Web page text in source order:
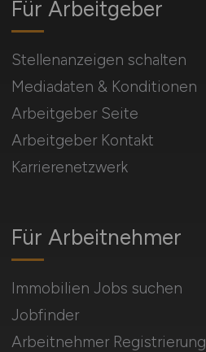
Für Arbeitnehmer
Immobilien Jobs suchen
Jobfinder
Arbeitnehmer Registrierung
Für Arbeitgeber
Stellenanzeigen schalten
Mediadaten & Konditionen
Arbeitgeber Seite
Arbeitgeber Kontakt
Karrierenetzwerk